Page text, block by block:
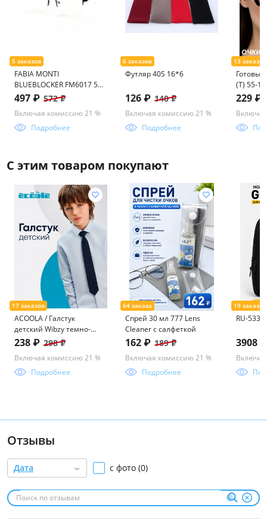
FABIA MONTI
BLUEBLOCKER FM6017 52-
19-140
497 ₽ 572 ₽
Включая комиссию 21 %
Подробнее
Футляр 40S 16*6
126 ₽ 140 ₽
Включая комиссию 21 %
Подробнее
Готовые
(Т) 55-
229 ₽
С этим товаром покупают
ACOOLA / Галстук
детский Wibzy темно-
синий
238 ₽ 298 ₽
Включая комиссию 21 %
Подробнее
Спрей 30 мл 777 Lens
Cleaner с салфеткой
162 ₽ 189 ₽
Включая комиссию 21 %
Подробнее
RU-533-
3908
Отзывы
Дата с фото (0)